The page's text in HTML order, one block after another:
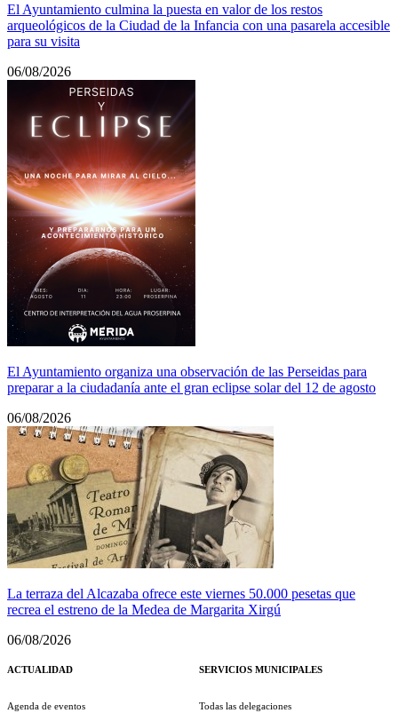
El Ayuntamiento culmina la puesta en valor de los restos
arqueológicos de la Ciudad de la Infancia con una pasarela accesible
para su visita
06/08/2026
El Ayuntamiento organiza una observación de las Perseidas para
preparar a la ciudadanía ante el gran eclipse solar del 12 de agosto
06/08/2026
La terraza del Alcazaba ofrece este viernes 50.000 pesetas que
recrea el estreno de la Medea de Margarita Xirgú
06/08/2026
ACTUALIDAD
Agenda de eventos
SERVICIOS MUNICIPALES
Todas las delegaciones